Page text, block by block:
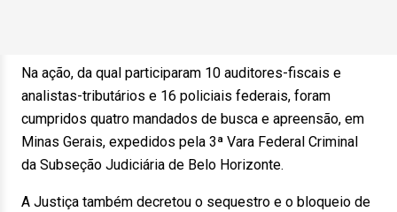
Na ação, da qual participaram 10 auditores-fiscais e
analistas-tributários e 16 policiais federais, foram
cumpridos quatro mandados de busca e apreensão, em
Minas Gerais, expedidos pela 3ª Vara Federal Criminal
da Subseção Judiciária de Belo Horizonte.
A Justiça também decretou o sequestro e o bloqueio de